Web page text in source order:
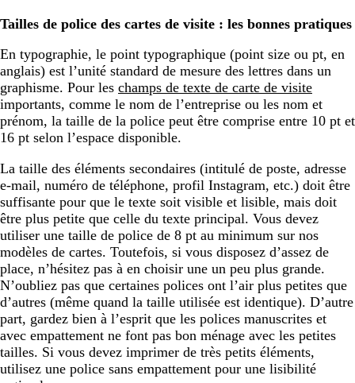
Tailles de police des cartes de visite : les bonnes pratiques
En typographie, le point typographique (point size ou pt, en
anglais) est l’unité standard de mesure des lettres dans un
graphisme. Pour les champs de texte de carte de visite
importants, comme le nom de l’entreprise ou les nom et
prénom, la taille de la police peut être comprise entre 10 pt et
16 pt selon l’espace disponible.
La taille des éléments secondaires (intitulé de poste, adresse
e-mail, numéro de téléphone, profil Instagram, etc.) doit être
suffisante pour que le texte soit visible et lisible, mais doit
être plus petite que celle du texte principal. Vous devez
utiliser une taille de police de 8 pt au minimum sur nos
modèles de cartes. Toutefois, si vous disposez d’assez de
place, n’hésitez pas à en choisir une un peu plus grande.
N’oubliez pas que certaines polices ont l’air plus petites que
d’autres (même quand la taille utilisée est identique). D’autre
part, gardez bien à l’esprit que les polices manuscrites et
avec empattement ne font pas bon ménage avec les petites
tailles. Si vous devez imprimer de très petits éléments,
utilisez une police sans empattement pour une lisibilité